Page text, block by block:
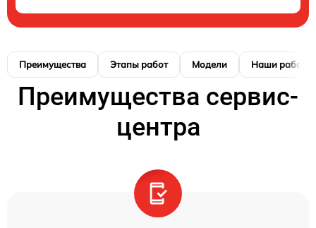
Преимущества Этапы работ Модели Наши работы
Преимущества сервис-
центра